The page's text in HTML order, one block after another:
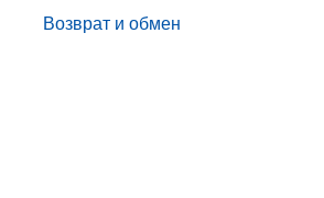
Возврат и обмен